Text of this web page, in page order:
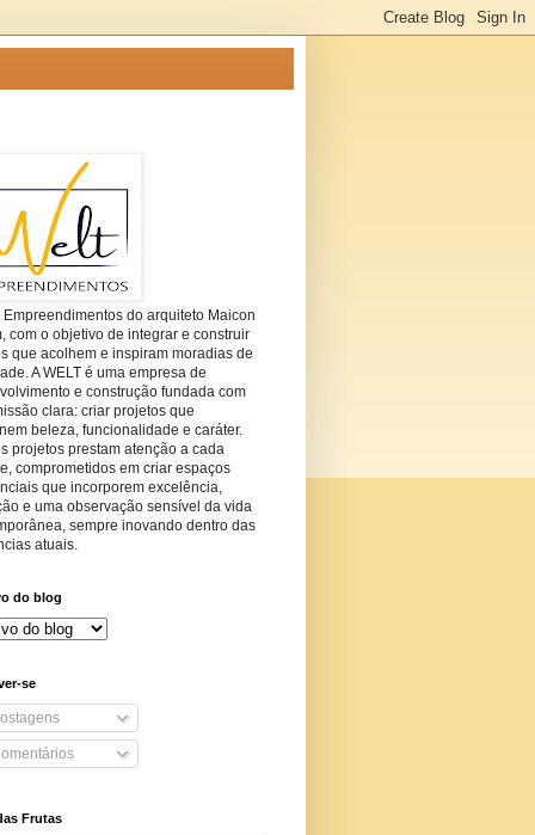
Empreendimentos do arquiteto Maicon
com o objetivo de integrar e construir
que acolhem e inspiram moradias de
A WELT é uma empresa de
e construção fundada com
clara: criar projetos que
beleza, funcionalidade e caráter.
projetos prestam atenção a cada
comprometidos em criar espaços
que incorporem excelência,
e uma observação sensível da vida
sempre inovando dentro das
atuais.
do blog
se
Frutas